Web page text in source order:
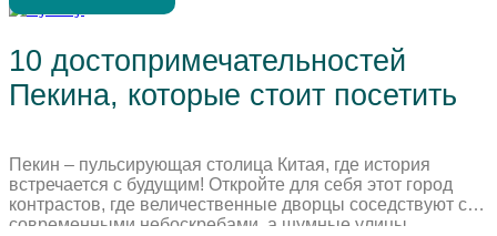
10 достопримечательностей
Пекина, которые стоит посетить
Пекин – пульсирующая столица Китая, где история
встречается с будущим! Откройте для себя этот город
контрастов, где величественные дворцы соседствуют с
современными небоскребами, а шумные улицы